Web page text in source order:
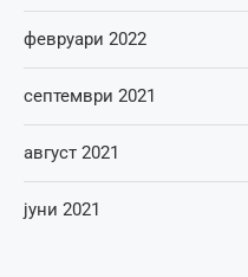
февруари 2022
септември 2021
август 2021
јуни 2021